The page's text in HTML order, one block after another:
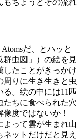
もちょうどその流れ
Atomsだ、とハッと
群虫図」）の絵を見
したことがきっかけ
周りに生き生きと虫
る。絵の中には11 匹
たちに食べられた穴
度ではないか！
よって雲が生まれ山
ットだけだと見え